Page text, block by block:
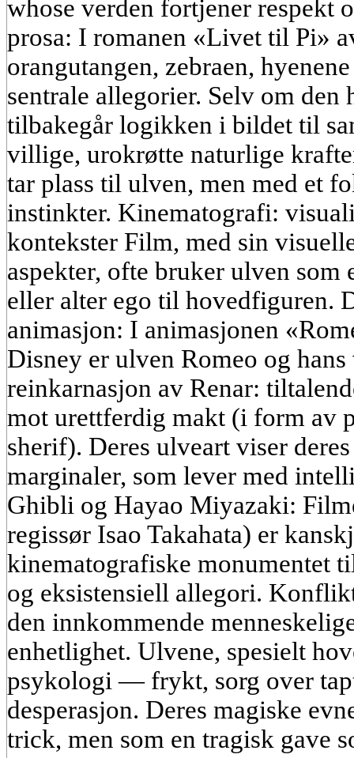
whose verden fortjener respekt
prosa: I romanen «Livet til Pi»
orangutangen, zebraen,
sentrale allegorier. Selv om
tilbakegår logikken i bildet til
villige, urokrøtte naturlige
tar plass til ulven, men med et
instinkter. Kinematografi:
kontekster Film, med sin
aspekter, ofte bruker ulven som
eller alter ego til hovedfiguren.
animasjon: I animasjonen
Disney er ulven Romeo og
reinkarnasjon av Renar:
mot urettferdig makt (i form av
sherif). Deres ulveart viser
marginaler, som lever med
Ghibli og Hayao Miyazaki:
regissør Isao Takahata) er
kinematografiske monumentet
og eksistensiell allegori.
den innkommende
enhetlighet. Ulvene, spesielt
psykologi — frykt, sorg over
desperasjon. Deres magiske
trick, men som en tragisk gave